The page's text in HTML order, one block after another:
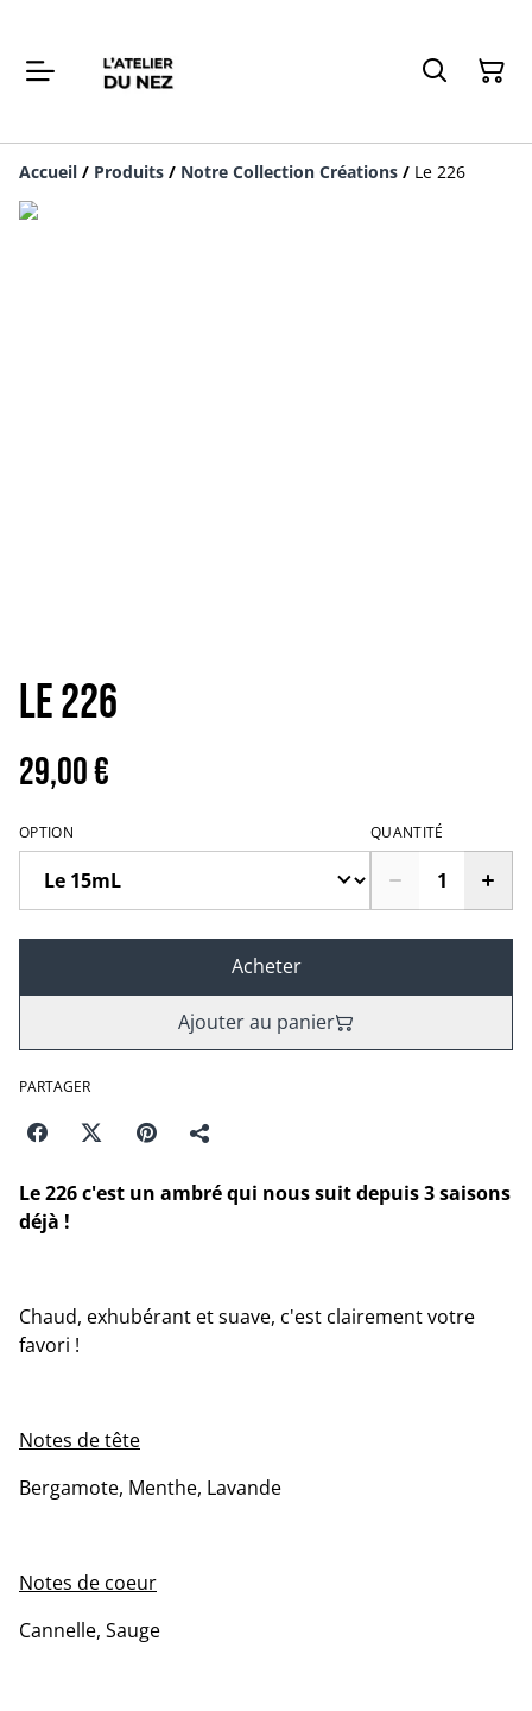
Accueil / Produits / Notre Collection Créations / Le 226
Le 226
29,00 €
OPTION QUANTITÉ
Acheter
Ajouter au panier
PARTAGER
Le 226 c'est un ambré qui nous suit depuis 3 saisons
déjà !
Chaud, exhubérant et suave, c'est clairement votre
favori !
Notes de tête
Bergamote, Menthe, Lavande
Notes de coeur
Cannelle, Sauge